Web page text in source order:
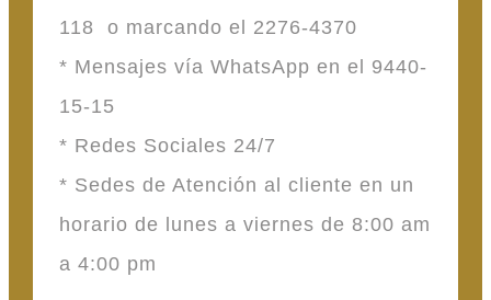
118 o marcando el 2276-4370
* Mensajes vía WhatsApp en el 9440-
15-15
* Redes Sociales 24/7
* Sedes de Atención al cliente en un
horario de lunes a viernes de 8:00 am
a 4:00 pm